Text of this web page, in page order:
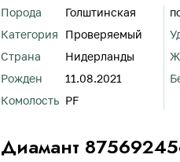
Порода
Голштинская
Категория
Проверяемый
Страна
Нидерланды
Рожден
11.08.2021
Комолость PF
Диамант